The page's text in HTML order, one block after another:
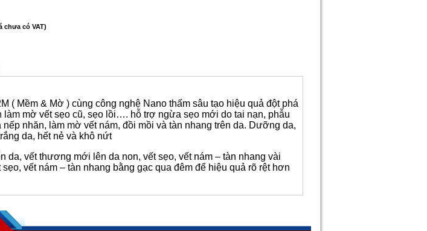
chưa có VAT)
( Mềm & Mờ ) cùng công nghệ Nano thấm sâu tạo hiệu quả đột phá
làm mờ vết sẹo cũ, sẹo lồi…. hỗ trợ ngừa sẹo mới do tai nạn, phẫu
nhăn, làm mờ vết nám, đồi mồi và tàn nhang trên da. Dưỡng da,
da, hết nẻ và khô nứt
da, vết thương mới lên da non, vết sẹo, vết nám – tàn nhang vài
sẹo, vết nám – tàn nhang bằng gạc qua đêm để hiệu quả rõ rệt hơn